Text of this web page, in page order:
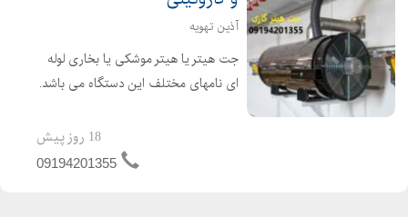
آذین تهویه
جت هیتر یا هیتر موشکی یا بخاری لوله
ای نامهای مختلف این دستگاه می باشد.
گرم کردن سالن های تولید ، دامداری ها،
مرغداری ها و گلخانه ها می باشد. از جت
18 روز پیش
09194201355